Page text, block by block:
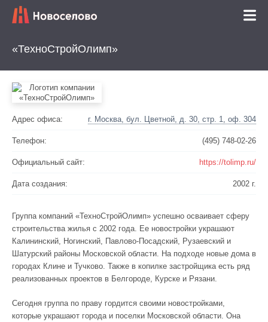
«ТехноСтройОлимп»
Адрес офиса: г. Москва, бул. Цветной, д. 30, стр. 1, оф. 304
Телефон: (495) 748-02-26
Официальный сайт: https://tolimp.ru/
Дата создания: 2002 г.
Группа компаний «ТехноСтройОлимп» успешно осваивает сферу
строительства жилья с 2002 года. Ее новостройки украшают
Калининский, Ногинский, Павлово-Посадский, Рузаевский и
Шатурский районы Московской области. На подходе новые дома в
городах Клине и Тучково. Также в копилке застройщика есть ряд
реализованных проектов в Белгороде, Курске и Рязани.
Сегодня группа по праву гордится своими новостройками,
которые украшают города и поселки Московской области. Она